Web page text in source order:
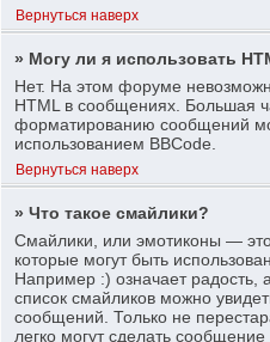
Вернуться наверх
» Могу ли я использовать
Нет. На этом форуме
HTML в сообщениях. Большая
форматированию сообщений
использованием BBCode.
Вернуться наверх
» Что такое смайлики?
Смайлики, или эмотиконы —
которые могут быть
Например :) означает радость,
список смайликов можно
сообщений. Только не
легко могут сделать